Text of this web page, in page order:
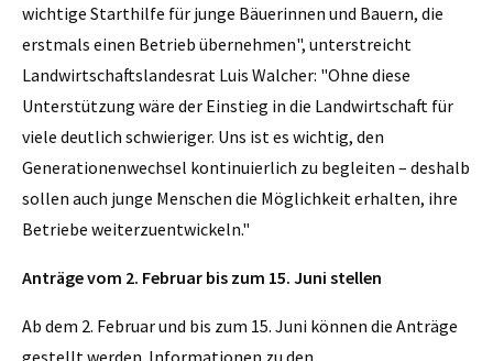
wichtige Starthilfe für junge Bäuerinnen und Bauern, die
erstmals einen Betrieb übernehmen", unterstreicht
Landwirtschaftslandesrat Luis Walcher: "Ohne diese
Unterstützung wäre der Einstieg in die Landwirtschaft für
viele deutlich schwieriger. Uns ist es wichtig, den
Generationenwechsel kontinuierlich zu begleiten – deshalb
sollen auch junge Menschen die Möglichkeit erhalten, ihre
Betriebe weiterzuentwickeln."
Anträge vom 2. Februar bis zum 15. Juni stellen
Ab dem 2. Februar und bis zum 15. Juni können die Anträge